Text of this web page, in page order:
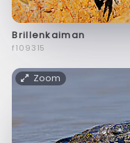
Brillenkaiman
f109315
Zoom